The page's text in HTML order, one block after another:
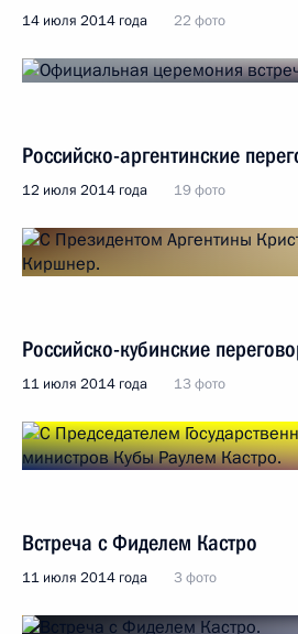
14 июля 2014 года 22 фото
Российско-аргентинские
12 июля 2014 года 19 фото
Российско-кубинские
11 июля 2014 года 13 фото
Встреча с Фиделем Кастро
11 июля 2014 года 3 фото